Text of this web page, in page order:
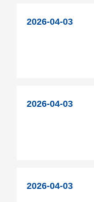
2026-04-03
2026-04-03
2026-04-03